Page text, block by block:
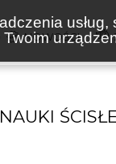
NOWOŚCI
NAUKI